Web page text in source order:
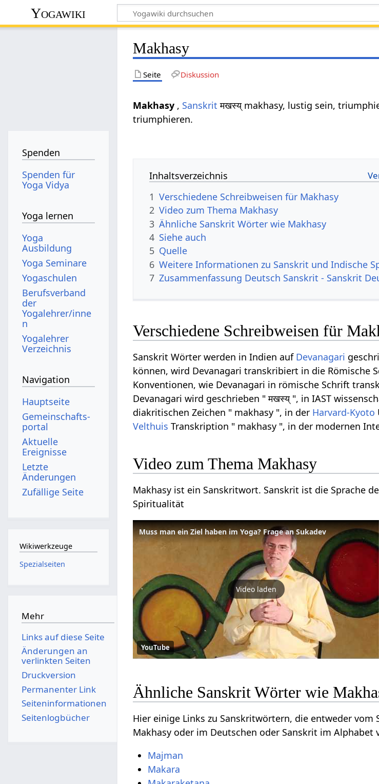
Yogawiki
Makhasy
Seite Diskussion
Makhasy , Sanskrit मखस्य् makhasy, lustig sein,
triumphieren.
Inhaltsverzeichnis
1 Verschiedene Schreibweisen für Makhasy
2 Video zum Thema Makhasy
3 Ähnliche Sanskrit Wörter wie Makhasy
4 Siehe auch
5 Quelle
6 Weitere Informationen zu Sanskrit und Indische
7 Zusammenfassung Deutsch Sanskrit - Sanskrit
Verschiedene Schreibweisen für
Sanskrit Wörter werden in Indien auf Devanagari
können, wird Devanagari transkribiert in die Römische
Konventionen, wie Devanagari in römische Schrift
Devanagari wird geschrieben " मखस्य् ", in IAST
diakritischen Zeichen " makhasy ", in der Harvard-Kyoto
Velthuis Transkription " makhasy ", in der modernen
Video zum Thema Makhasy
Makhasy ist ein Sanskritwort. Sanskrit ist die Sprache
Spiritualität
Muss man ein Ziel haben im Yoga? Frage an Sukadev
Video laden
YouTube
Ähnliche Sanskrit Wörter wie
Hier einige Links zu Sanskritwörtern, die entweder
Makhasy oder im Deutschen oder Sanskrit im Alphabet
Majman
Makara
Spenden
Spenden für
Yoga Vidya
Yoga lernen
Yoga
Ausbildung
Yoga Seminare
Yogaschulen
Berufsverband
der
Yogalehrer/inne
n
Yogalehrer
Verzeichnis
Navigation
Hauptseite
Gemeinschafts­
portal
Aktuelle
Ereignisse
Letzte
Änderungen
Zufällige Seite
Wikiwerkzeuge
Spezialseiten
Mehr
Links auf diese Seite
Änderungen an
verlinkten Seiten
Druckversion
Permanenter Link
Seiten­­informationen
Seitenlogbücher